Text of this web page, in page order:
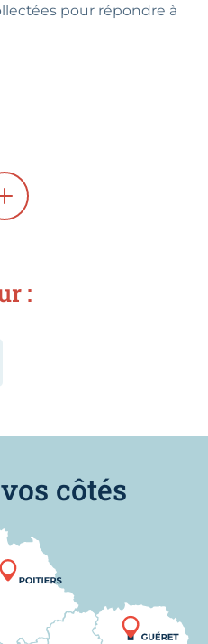
pour répondre à
SHOW MORE
:
côtés